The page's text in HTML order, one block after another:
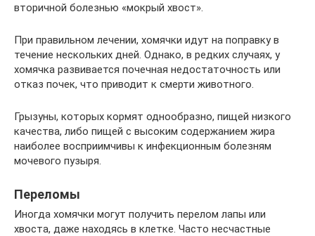
вторичной болезнью «мокрый хвост».
При правильном лечении, хомячки идут на поправку в
течение нескольких дней. Однако, в редких случаях, у
хомячка развивается почечная недостаточность или
отказ почек, что приводит к смерти животного.
Грызуны, которых кормят однообразно, пищей низкого
качества, либо пищей с высоким содержанием жира
наиболее восприимчивы к инфекционным болезням
мочевого пузыря.
Переломы
Иногда хомячки могут получить перелом лапы или
хвоста, даже находясь в клетке. Часто несчастные